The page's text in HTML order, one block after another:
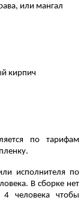
или мангал
кирпич
по тарифам
исполнителя по
В сборке нет
человека чтобы